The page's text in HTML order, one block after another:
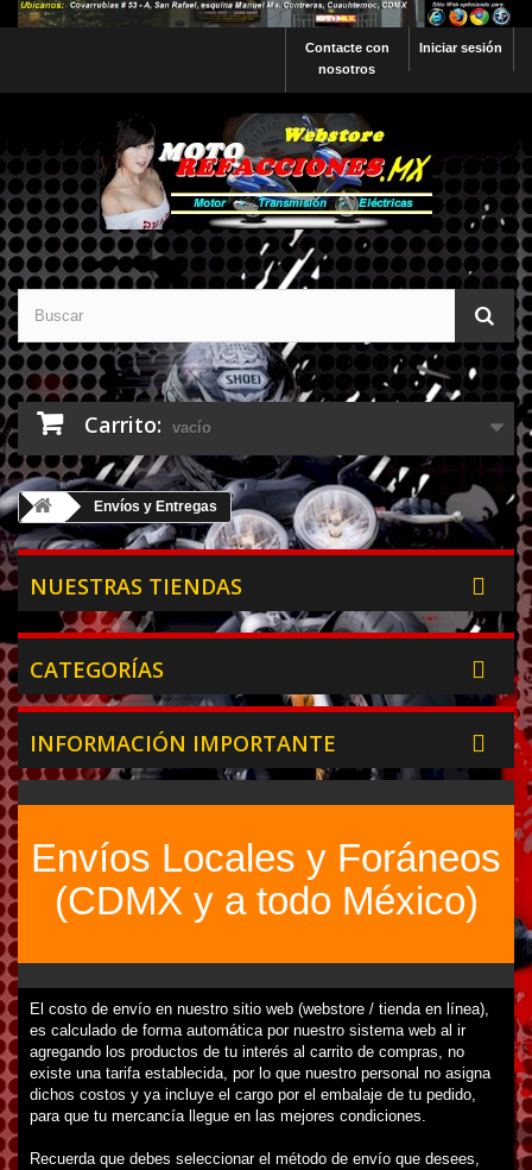
Iniciar sesión
Contacte con
nosotros
Carrito: vacío
Envíos y Entregas
NUESTRAS TIENDAS
CATEGORÍAS
INFORMACIÓN IMPORTANTE
Envíos Locales y Foráneos
(CDMX y a todo México)
El costo de envío en nuestro sitio web (webstore / tienda en línea),
es calculado de forma automática por nuestro sistema web al ir
agregando los productos de tu interés al carrito de compras, no
existe una tarifa establecida, por lo que nuestro personal no asigna
dichos costos y ya incluye el cargo por el embalaje de tu pedido,
para que tu mercancía llegue en las mejores condiciones.
Recuerda que debes seleccionar el método de envío que desees,